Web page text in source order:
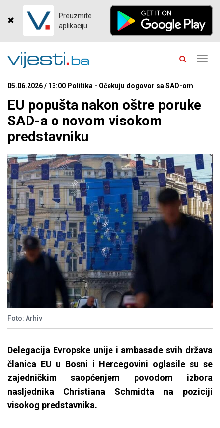
Preuzmite
aplikaciju
05.06.2026 / 13:00 Politika - Očekuju dogovor sa SAD-om
EU popušta nakon oštre poruke
SAD-a o novom visokom
predstavniku
Foto: Arhiv
Delegacija Evropske unije i ambasade svih država
članica EU u Bosni i Hercegovini oglasile su se
zajedničkim saopćenjem povodom izbora
nasljednika Christiana Schmidta na poziciji
visokog predstavnika.